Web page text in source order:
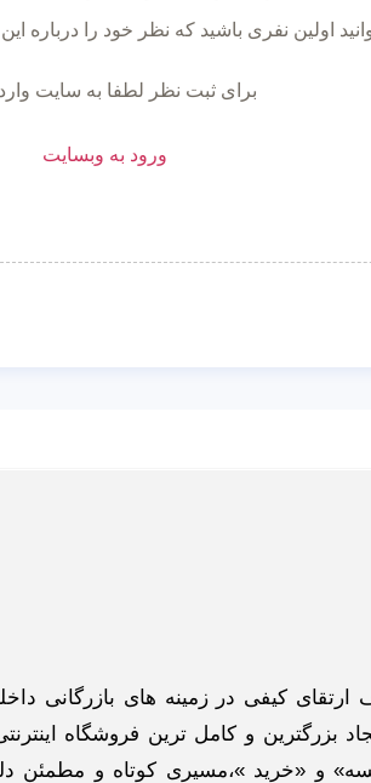
اولین نفری باشید که نظر خود را درباره
برای ثبت نظر لطفا به سایت
ورود به وبسایت
در سال 93 فعالیت خود را با هدف ارتقای کیفی در زمینه های بازرگانی
بزرگترین و کامل ترین فروشگاه
و «خرید »،مسیری کوتاه و مطمئن